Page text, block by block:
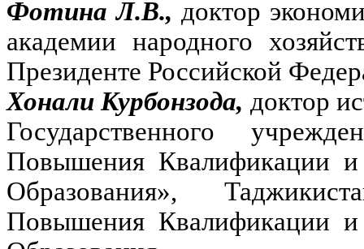
Фотина Л.В., доктор
академии народного
Президенте Российской
Хонали Курбонзода, доктор
Государственного
Повышения Квалификации и
Образования»,
Повышения Квалификации и